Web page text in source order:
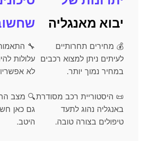
יבוא מאנגליה
💰 מחירים תחרותיים
לעיתים ניתן למצוא רכבים
במחיר נמוך יותר.
📜 היסטוריית רכב מסודרת
באנגליה נהוג לתעד
טיפולים בצורה טובה.
🔧
עלולות
לא
🔍 מצב
גם כאן
היטב.